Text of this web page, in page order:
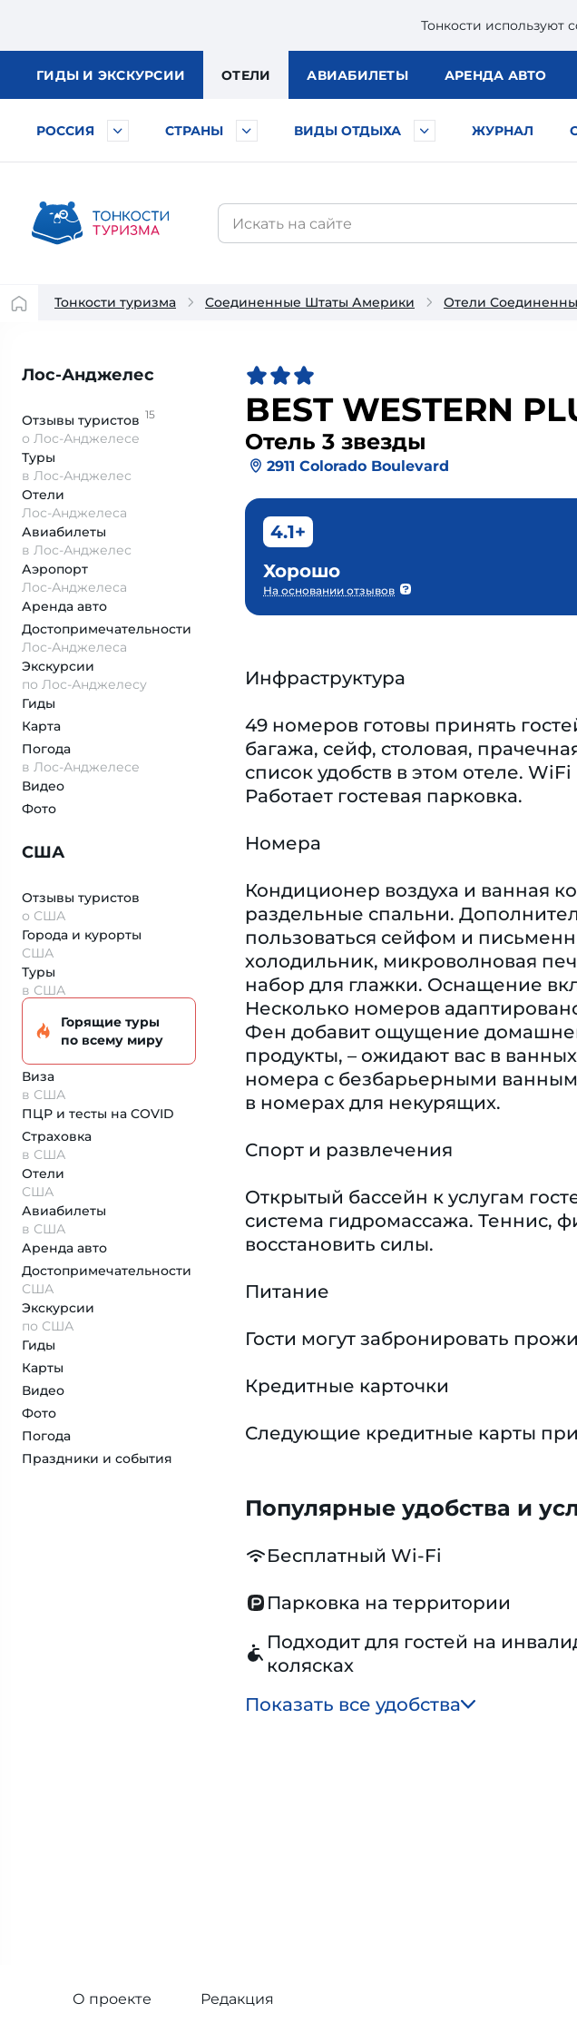
Тонкости используют
ГИДЫ И ЭКСКУРСИИ ОТЕЛИ АВИАБИЛЕТЫ АРЕНДА АВТО
РОССИЯ СТРАНЫ ВИДЫ ОТДЫХА ЖУРНАЛ
Тонкости туризма Соединенные Штаты Америки Отели
Лос-Анджелес
Отзывы туристов 15
о Лос-Анджелесе
Туры
в Лос-Анджелес
Отели
Лос-Анджелеса
Авиабилеты
в Лос-Анджелес
Аэропорт
Лос-Анджелеса
Аренда авто
Достопримеча­тельности
Лос-Анджелеса
Экскурсии
по Лос-Анджелесу
Гиды
Карта
Погода
в Лос-Анджелесе
Видео
Фото
США
Отзывы туристов
о США
Города и курорты
США
Туры
в США
Горящие туры
по всему миру
Виза
в США
ПЦР и тесты на COVID
Страховка
в США
Отели
США
Авиабилеты
в США
Аренда авто
Достопримеча­тельности
США
Экскурсии
по США
Гиды
Карты
Видео
Фото
Погода
Праздники и события
BEST WESTERN
Отель 3 звезды
2911 Colorado Boulevard
4.1+
Хорошо
На основании отзывов
Инфраструктура
49 номеров готовы принять
багажа, сейф, столовая,
список удобств в этом отеле.
Работает гостевая парковка.
Номера
Кондиционер воздуха и ванная
раздельные спальни.
пользоваться сейфом и
холодильник, микроволновая
набор для глажки. Оснащение
Несколько номеров
Фен добавит ощущение
продукты, – ожидают вас в
номера с безбарьерными
в номерах для некурящих.
Спорт и развлечения
Открытый бассейн к услугам
система гидромассажа. Теннис,
восстановить силы.
Питание
Гости могут забронировать
Кредитные карточки
Следующие кредитные карты
Популярные удобства и
Бесплатный Wi-Fi
Парковка на территории
Подходит для гостей на
колясках
Показать все удобства
О проекте Редакция